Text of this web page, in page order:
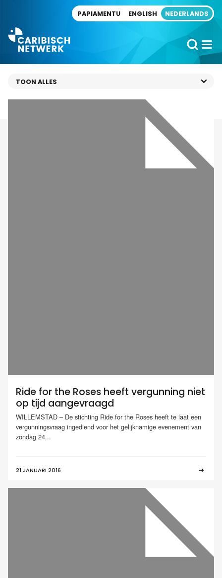
PAPIAMENTU ENGLISH NEDERLANDS
Ride for the Roses heeft vergunning niet
op tijd aangevraagd
WILLEMSTAD – De stichting Ride for the Roses heeft te laat een
vergunningsvraag ingediend voor het gelijknamige evenement van
zondag 24...
21 JANUARI 2016